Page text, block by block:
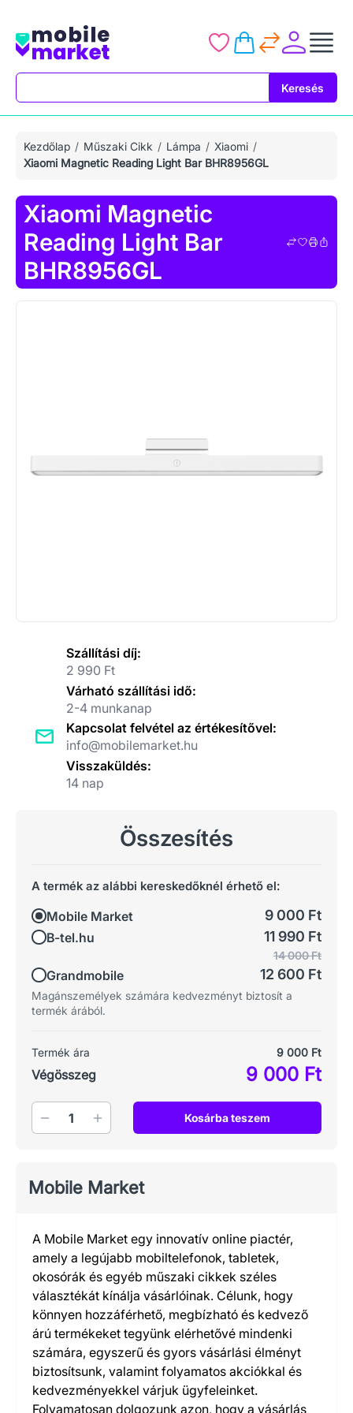
Keresés
Kezdőlap Műszaki Cikk Lámpa
Xiaomi
Xiaomi Magnetic Reading Light Bar BHR8956GL
Xiaomi Magnetic
Reading Light Bar
BHR8956GL
Szállítási díj:
2 990 Ft
Várható szállítási idő:
2-4 munkanap
Kapcsolat felvétel az értékesítővel:
info@mobilemarket.hu
Visszaküldés:
14 nap
Összesítés
A termék az alábbi kereskedőknél érhető el:
Mobile Market 9 000 Ft
B-tel.hu 11 990 Ft
Grandmobile
14 000 Ft
12 600 Ft
Magánszemélyek számára kedvezményt biztosít a
termék árából.
Termék ára 9 000 Ft
Végösszeg 9 000 Ft
Mennyiség Kosárba teszem
Mobile Market
A Mobile Market egy innovatív online piactér,
amely a legújabb mobiltelefonok, tabletek,
okosórák és egyéb műszaki cikkek széles
választékát kínálja vásárlóinak. Célunk, hogy
könnyen hozzáférhető, megbízható és kedvező
árú termékeket tegyünk elérhetővé mindenki
számára, egyszerű és gyors vásárlási élményt
biztosítsunk, valamint folyamatos akciókkal és
kedvezményekkel várjuk ügyfeleinket.
Folyamatosan dolgozunk azon, hogy a vásárlás